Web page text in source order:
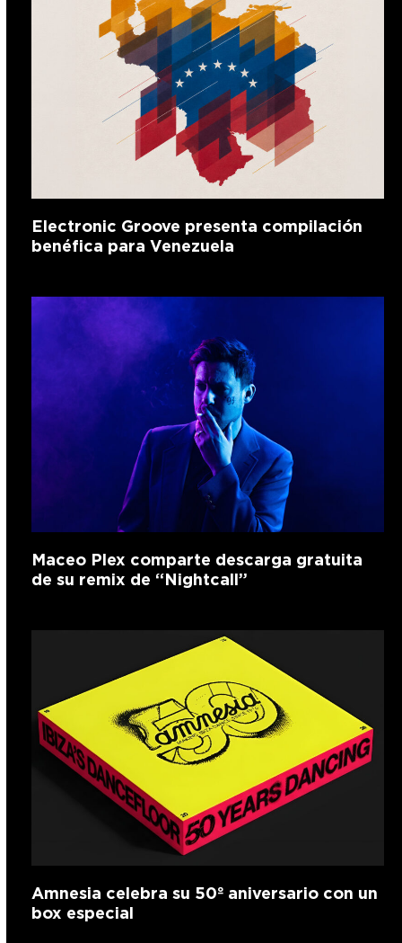
Electronic Groove presenta compilación
benéfica para Venezuela
Maceo Plex comparte descarga gratuita
de su remix de “Nightcall”
Amnesia celebra su 50º aniversario con un
box especial